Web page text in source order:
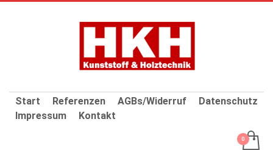
Start Referenzen AGBs/Widerruf
Datenschutz
Impressum
Kontakt